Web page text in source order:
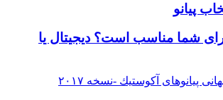
پیانو
برای شما مناسب است؟ دیجیتال یا